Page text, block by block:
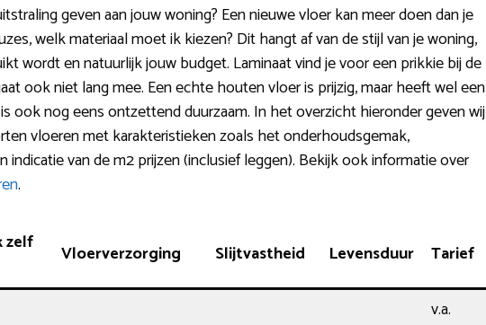
geven aan jouw woning? Een nieuwe vloer kan meer doen dan je
welk materiaal moet ik kiezen? Dit hangt af van de stijl van je woning,
wordt en natuurlijk jouw budget. Laminaat vind je voor een prikkie bij de
ook niet lang mee. Een echte houten vloer is prijzig, maar heeft wel een
ook nog eens ontzettend duurzaam. In het overzicht hieronder geven wij
vloeren met karakteristieken zoals het onderhoudsgemak,
indicatie van de m2 prijzen (inclusief leggen). Bekijk ook informatie over
.
zelf
Vloerverzorging Slijtvastheid Levensduur Tarief
v.a.